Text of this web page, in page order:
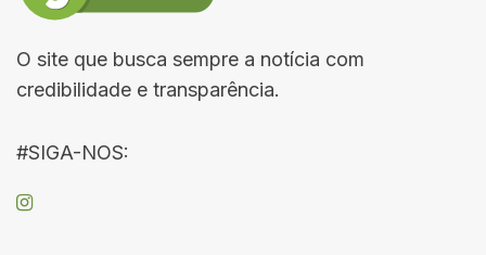
O site que busca sempre a notícia com
credibilidade e transparência.
#SIGA-NOS: